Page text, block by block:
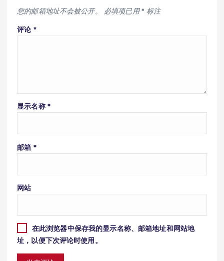
您的邮箱地址不会被公开。 必填项已用* 标注
评论 *
显示名称 *
邮箱 *
网站
在此浏览器中保存我的显示名称、邮箱地址和网站地
址，以便下次评论时使用。